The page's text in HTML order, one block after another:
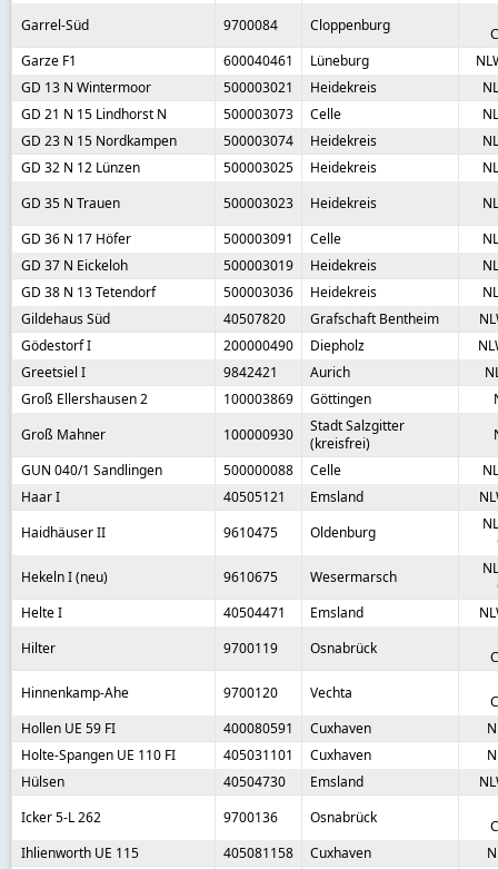
Garrel-Süd
9700084 Cloppenburg
Garze F1
600040461 Lüneburg
GD 13 N Wintermoor
500003021 Heidekreis
GD 21 N 15 Lindhorst N
500003073 Celle
GD 23 N 15 Nordkampen
500003074 Heidekreis
GD 32 N 12 Lünzen
500003025 Heidekreis
GD 35 N Trauen
500003023 Heidekreis
GD 36 N 17 Höfer
500003091 Celle
GD 37 N Eickeloh
500003019 Heidekreis
GD 38 N 13 Tetendorf
500003036 Heidekreis
Gildehaus Süd
40507820 Grafschaft Bentheim
Gödestorf I
200000490 Diepholz
Greetsiel I
9842421 Aurich
Groß Ellershausen 2
100003869 Göttingen
Groß Mahner
100000930
Stadt Salzgitter
(kreisfrei)
GUN 040/1 Sandlingen
500000088 Celle
Haar I
40505121 Emsland
Haidhäuser II
9610475 Oldenburg
Hekeln I (neu)
9610675 Wesermarsch
Helte I
40504471 Emsland
Hilter
9700119 Osnabrück
Hinnenkamp-Ahe
9700120 Vechta
Hollen UE 59 FI
400080591 Cuxhaven
Holte-Spangen UE 110 FI
405031101 Cuxhaven
Hülsen
40504730 Emsland
Icker 5-L 262
9700136 Osnabrück
Ihlienworth UE 115
405081158 Cuxhaven